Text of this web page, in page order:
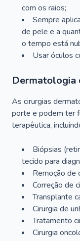
com os raios;
Sempre
de pele e a
o tempo está
Usar óculos
Dermatologia
As cirurgias
porte e podem ter
terapêutica,
Biópsias
tecido para
Remoção de
Correção de
Transplante
Cirurgia de
Tratamento
Cirurgia